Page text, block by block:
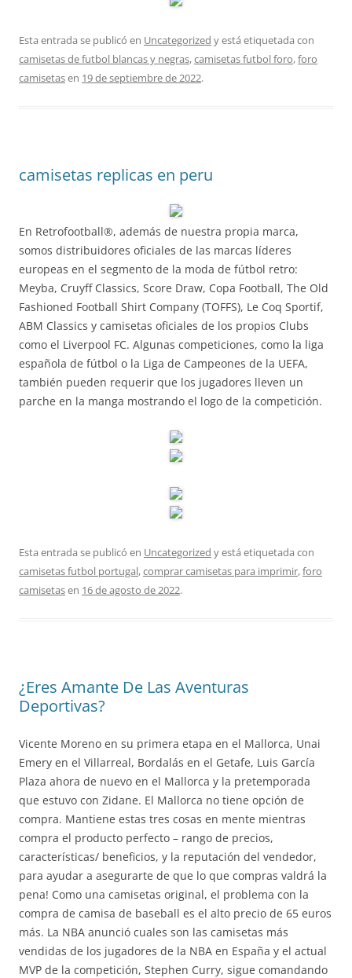
Esta entrada se publicó en Uncategorized y está etiquetada con
camisetas de futbol blancas y negras,camisetas futbol foro,foro
camisetasen 19 de septiembre de 2022.
camisetas replicas en peru
En Retrofootball®, además de nuestra propia marca,
somos distribuidores oficiales de las marcas líderes
europeas en el segmento de la moda de fútbol retro:
Meyba, Cruyff Classics, Score Draw, Copa Football, The Old
Fashioned Football Shirt Company (TOFFS), Le Coq Sportif,
ABM Classics y camisetas oficiales de los propios Clubs
como el Liverpool FC. Algunas competiciones, como la liga
española de fútbol o la Liga de Campeones de la UEFA,
también pueden requerir que los jugadores lleven un
parche en la manga mostrando el logo de la competición.
Esta entrada se publicó en Uncategorized y está etiquetada con
camisetas futbol portugal,comprar camisetas para imprimir,foro
camisetasen 16 de agosto de 2022.
¿Eres Amante De Las Aventuras
Deportivas?
Vicente Moreno en su primera etapa en el Mallorca, Unai
Emery en el Villarreal, Bordalás en el Getafe, Luis García
Plaza ahora de nuevo en el Mallorca y la pretemporada
que estuvo con Zidane. El Mallorca no tiene opción de
compra. Mantiene estas tres cosas en mente mientras
compra el producto perfecto – rango de precios,
características/ beneficios, y la reputación del vendedor,
para ayudar a asegurarte de que lo que compras valdrá la
pena! Como una camisetas original, el problema con la
compra de camisa de baseball es el alto precio de 65 euros
más. La NBA anunció cuales son las camisetas más
vendidas de los jugadores de la NBA en España y el actual
MVP de la competición, Stephen Curry, sigue comandando